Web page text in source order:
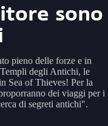
sono
pieno delle forze e in
Templi degli Antichi, le
Sea of Thieves! Per la
dei viaggi per i
di segreti antichi".